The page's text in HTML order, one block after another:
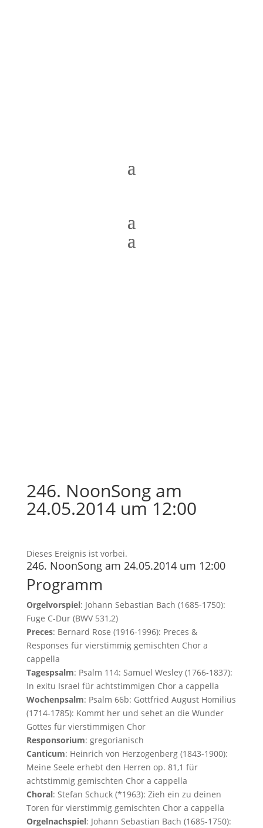
246. NoonSong am
24.05.2014 um 12:00
Dieses Ereignis ist vorbei.
246. NoonSong am 24.05.2014 um 12:00
Programm
Orgelvorspiel: Johann Sebastian Bach (1685-1750):
Fuge C-Dur (BWV 531,2)
Preces: Bernard Rose (1916-1996): Preces &
Responses für vierstimmig gemischten Chor a
cappella
Tagespsalm: Psalm 114: Samuel Wesley (1766-1837):
In exitu Israel für achtstimmigen Chor a cappella
Wochenpsalm: Psalm 66b: Gottfried August Homilius
(1714-1785): Kommt her und sehet an die Wunder
Gottes für vierstimmigen Chor
Responsorium: gregorianisch
Canticum: Heinrich von Herzogenberg (1843-1900):
Meine Seele erhebt den Herren op. 81,1 für
achtstimmig gemischten Chor a cappella
Choral: Stefan Schuck (*1963): Zieh ein zu deinen
Toren für vierstimmig gemischten Chor a cappella
Orgelnachspiel: Johann Sebastian Bach (1685-1750):